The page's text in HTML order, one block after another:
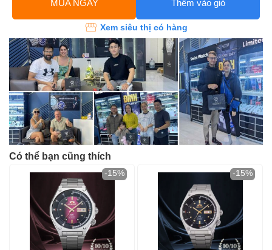
MUA NGAY Thêm vào giỏ
Xem siêu thị có hàng
Có thể bạn cũng thích
-15% -15%